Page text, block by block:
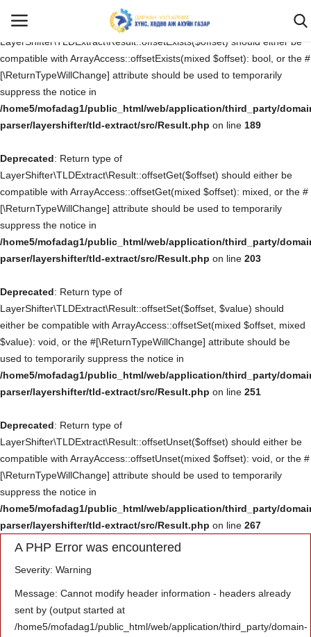
Deprecated
: Return type of
LayerShifter\TLDExtract\Result::offsetExists($offset) should either be
compatible with ArrayAccess::offsetExists(mixed $offset): bool, or the #
[\ReturnTypeWillChange] attribute should be used to temporarily
suppress the notice in
/home5/mofadag1/public_html/web/application/third_party/
parser/layershifter/tld-extract/src/Result.php on line 189
Deprecated: Return type of
LayerShifter\TLDExtract\Result::offsetGet($offset) should either be
compatible with ArrayAccess::offsetGet(mixed $offset): mixed, or the #
[\ReturnTypeWillChange] attribute should be used to temporarily
suppress the notice in
/home5/mofadag1/public_html/web/application/third_party/
parser/layershifter/tld-extract/src/Result.php on line 203
Deprecated: Return type of
LayerShifter\TLDExtract\Result::offsetSet($offset, $value) should
either be compatible with ArrayAccess::offsetSet(mixed $offset, mixed
$value): void, or the #[\ReturnTypeWillChange] attribute should be
used to temporarily suppress the notice in
/home5/mofadag1/public_html/web/application/third_party/
parser/layershifter/tld-extract/src/Result.php on line 251
Deprecated: Return type of
LayerShifter\TLDExtract\Result::offsetUnset($offset) should either be
compatible with ArrayAccess::offsetUnset(mixed $offset): void, or the #
[\ReturnTypeWillChange] attribute should be used to temporarily
suppress the notice in
/home5/mofadag1/public_html/web/application/third_party/
parser/layershifter/tld-extract/src/Result.php on line 267
A PHP Error was encountered
Severity: Warning
Message: Cannot modify header information - headers already
sent by (output started at
/home5/mofadag1/public_html/web/application/third_party/domain-
Нэвтрэх Бүртгүүлэх
Эхлэх
САНАЛ ХҮСЭЛТ, ӨРГӨДӨЛ ГОМДОЛ
Бидний тухай
Мэдээ мэдээлэл
Ил тод байдал
Хууль тогтоомж
Үйлчилгээ
Төсөл хөтөлбөр